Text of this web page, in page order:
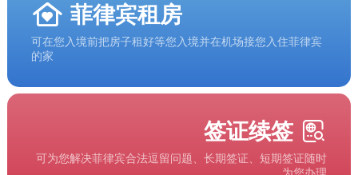
菲律宾租房
可在您入境前把房子租好等您入境并在机场接您入住菲律宾
的家
签证续签
可为您解决菲律宾合法逗留问题、长期签证、短期签证随时